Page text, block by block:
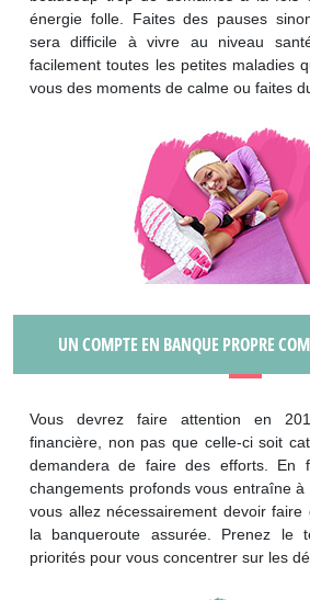
énergie folle. Faites des pauses
sera difficile à vivre au niveau
facilement toutes les petites maladies
vous des moments de calme ou faites
UN COMPTE EN BANQUE PROPRE
Vous devrez faire attention en
financière, non pas que celle-ci soit
demandera de faire des efforts. En
changements profonds vous entraîne
vous allez nécessairement devoir faire
la banqueroute assurée. Prenez le
priorités pour vous concentrer sur les